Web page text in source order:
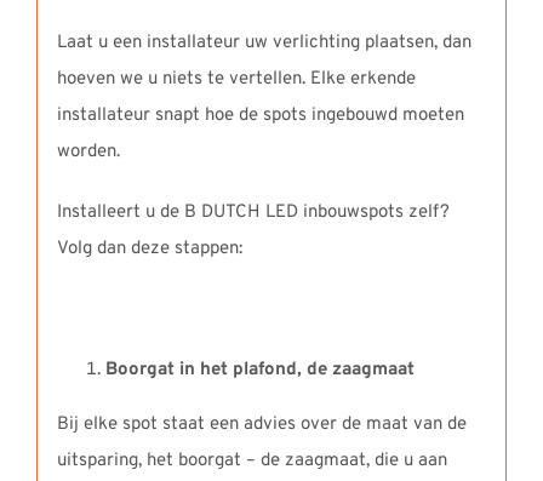
Laat u een installateur uw verlichting plaatsen, dan
hoeven we u niets te vertellen. Elke erkende
installateur snapt hoe de spots ingebouwd moeten
worden.
Installeert u de B DUTCH LED inbouwspots zelf?
Volg dan deze stappen:
Boorgat in het plafond, de zaagmaat
Bij elke spot staat een advies over de maat van de
uitsparing, het boorgat – de zaagmaat, die u aan